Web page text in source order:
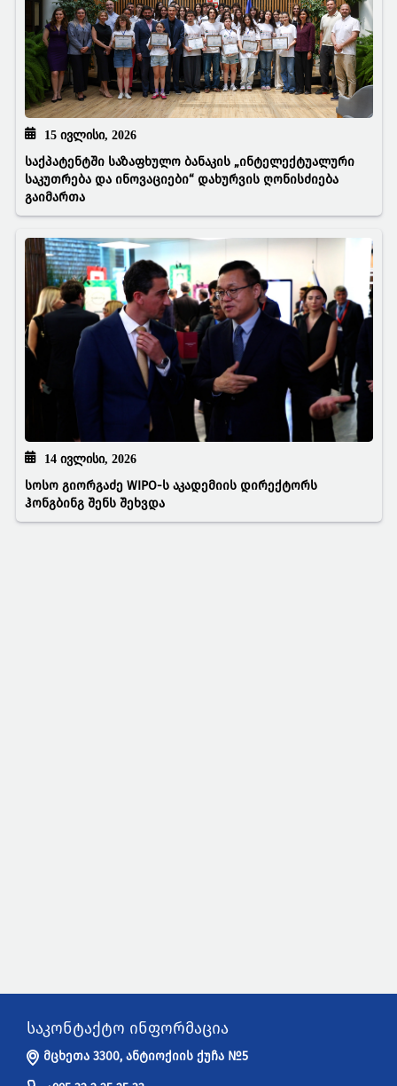
15 ᲘᲕᲚᲘᲡᲘ, 2026
საქპატენტში საზაფხულო ბანაკის „ინტელექტუალური
საკუთრება და ინოვაციები“ დახურვის ღონისძიება
გაიმართა
14 ᲘᲕᲚᲘᲡᲘ, 2026
სოსო გიორგაძე WIPO-ს აკადემიის დირექტორს
ჰონგბინგ შენს შეხვდა
საკონტაქტო ინფორმაცია
მცხეთა 3300, ანტიოქიის ქუჩა №5